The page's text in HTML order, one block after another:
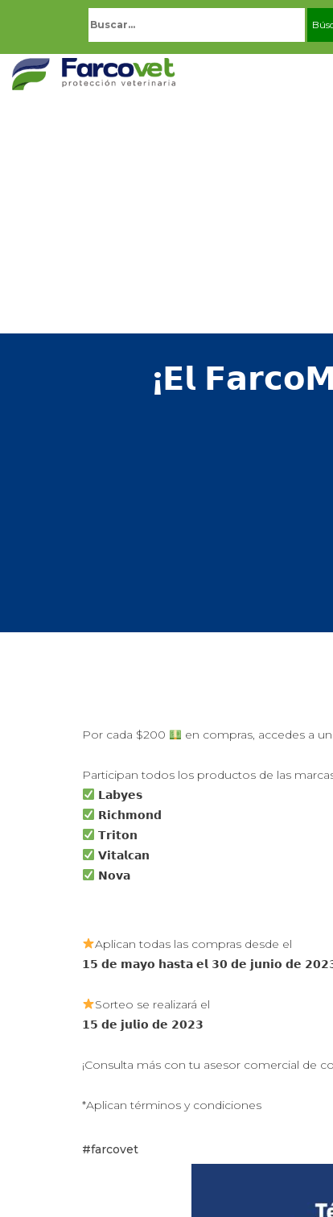
Buscar:
¡𝗘𝗹
Por cada $200 en compras, accedes a
Participan todos los productos de las
𝗟𝗮𝗯𝘆𝗲𝘀
𝗥𝗶𝗰𝗵𝗺𝗼𝗻𝗱
𝗧𝗿𝗶𝘁𝗼𝗻
𝗩𝗶𝘁𝗮𝗹𝗰𝗮𝗻
𝗡𝗼𝘃𝗮
Aplican todas las compras desde el
𝟭𝟱 𝗱𝗲 𝗺𝗮𝘆𝗼 𝗵𝗮𝘀𝘁𝗮 𝗲𝗹 𝟯𝟬 𝗱𝗲 𝗷𝘂𝗻𝗶𝗼 𝗱𝗲
Sorteo se realizará el
𝟭𝟱 𝗱𝗲 𝗷𝘂𝗹𝗶𝗼 𝗱𝗲 𝟮𝟬𝟮𝟯
¡Consulta más con tu asesor comercial de
*Aplican términos y condiciones
#farcovet